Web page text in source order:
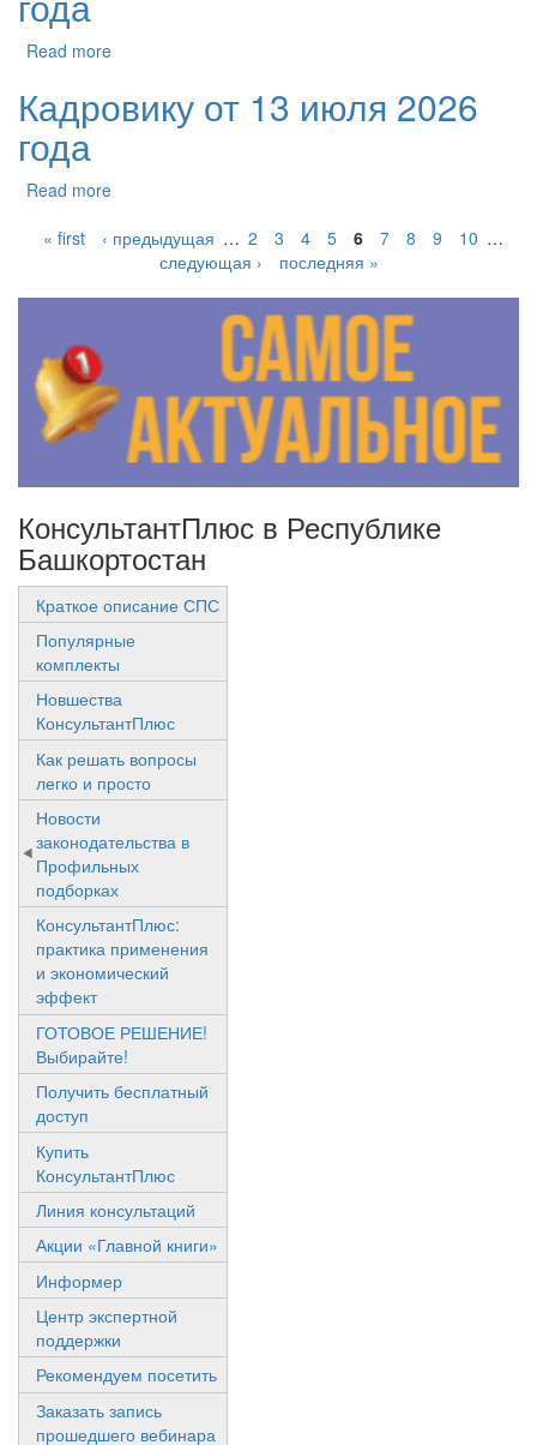
Read more
Кадровику от 13 июля 2026
года
Read more
« first
‹ предыдущая … 2 3 4 5 6 7 8 9 10 …
следующая ›
последняя »
КонсультантПлюс в Республике
Башкортостан
Краткое описание СПС
Популярные
комплекты
Новшества
КонсультантПлюс
Как решать вопросы
легко и просто
Новости
законодательства в
Профильных
подборках
КонсультантПлюс:
практика применения
и экономический
эффект
ГОТОВОЕ РЕШЕНИЕ!
Выбирайте!
Получить бесплатный
доступ
Купить
КонсультантПлюс
Линия консультаций
Акции «Главной книги»
Информер
Центр экспертной
поддержки
Рекомендуем посетить
Заказать запись
прошедшего вебинара